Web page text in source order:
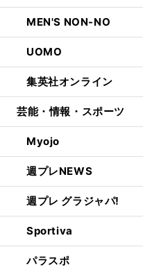
MEN'S NON-NO
UOMO
集英社オンライン
芸能・情報・スポーツ
Myojo
週プレNEWS
週プレ グラジャパ!
Sportiva
パラスポ